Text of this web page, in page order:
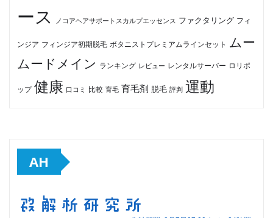
ース
ノコアヘアサポートスカルプエッセンス ファクタリング フィ
ンジア フィンジア初期脱毛 ボタニストプレミアムラインセット ムー
ムードメイン ランキング レビュー レンタルサーバー ロリポ
ップ 健康 口コミ 比較 育毛 育毛剤 脱毛 評判 運動
AH